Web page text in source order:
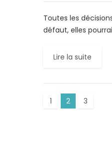
Toutes les
défaut, elles
Lire la suite
1 2 3